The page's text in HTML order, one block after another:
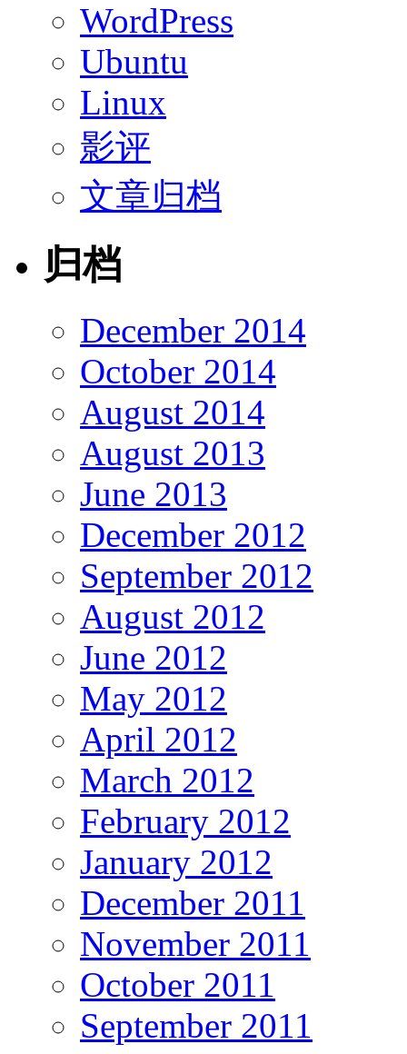
WordPress
Ubuntu
Linux
影评
文章归档
归档
December 2014
October 2014
August 2014
August 2013
June 2013
December 2012
September 2012
August 2012
June 2012
May 2012
April 2012
March 2012
February 2012
January 2012
December 2011
November 2011
October 2011
September 2011